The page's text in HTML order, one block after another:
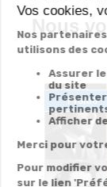
Nous
Promo